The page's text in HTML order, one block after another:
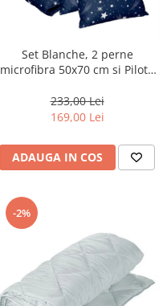
Set Blanche, 2 perne
microfibra 50x70 cm si Pilota
cm-BQ2
233,00 Lei
169,00 Lei
ADAUGA IN COS
-2%